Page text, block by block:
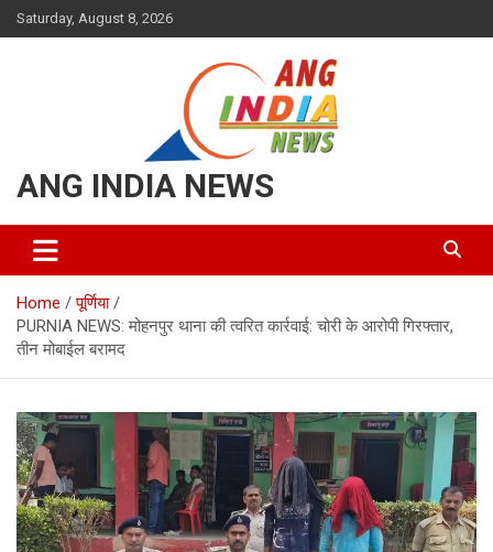
Skip
to
Saturday, August 8, 2026
ANG INDIA NEWS
Home
पूर्णिया
PURNIA NEWS: मोहनपुर थाना की त्वरित कार्रवाई: चोरी के आरोपी गिरफ्तार,
तीन मोबाईल बरामद